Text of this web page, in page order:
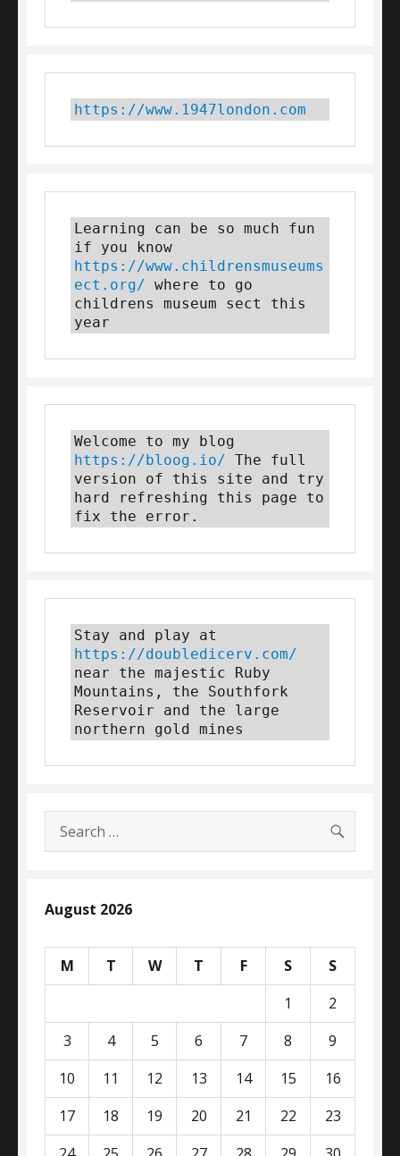
https://www.1947london.com
Learning can be so much fun
https://www.childrensmuseums
ect.org/ where to go
childrens museum sect this
year
https://bloog.io/ The full
version of this site and try
hard refreshing this page to
fix the error.
https://doubledicerv.com/
near the majestic Ruby
Mountains, the Southfork
Reservoir and the large
northern gold mines
Search
for:
August 2026
M T W T F S
S
1
2
3
4 5 6 7 8
9
10
11 12 13 14 15
16
17
18 19 20 21 22
23